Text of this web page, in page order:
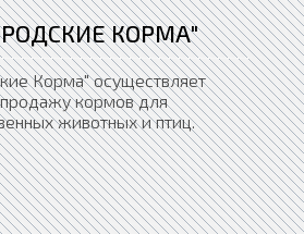
КОРМА"
Корма" осуществляет
кормов для
животных и птиц.